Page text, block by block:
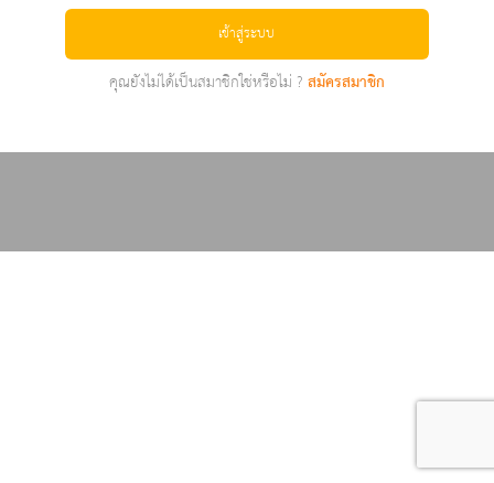
เข้าสู่ระบบ
คุณยังไม่ได้เป็นสมาชิกใช่หรือไม่ ?สมัครสมาชิก